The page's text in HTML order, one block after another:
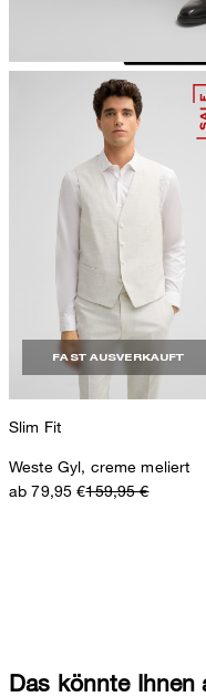
chemische Reinigung mit
FAST AUSVERKAUFT
Slim Fit
Weste Gyl, creme meliert
ab 79,95 €159,95 €
Das könnte Ihnen